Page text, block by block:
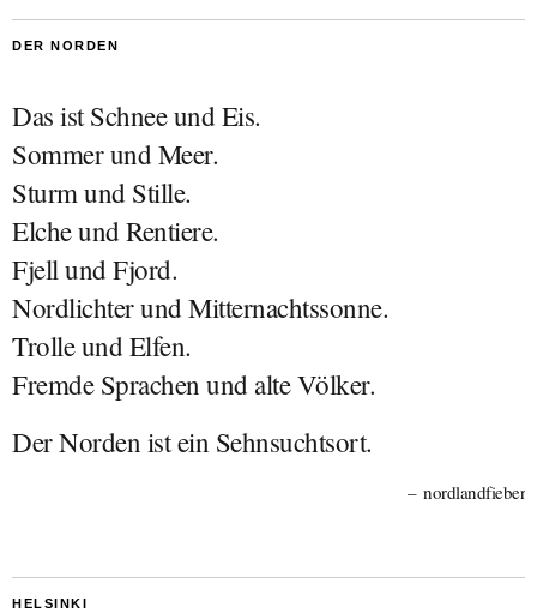
DER NORDEN
Das ist Schnee und Eis.
Sommer und Meer.
Sturm und Stille.
Elche und Rentiere.
Fjell und Fjord.
Nordlichter und Mitternachtssonne.
Trolle und Elfen.
Fremde Sprachen und alte Völker.
Der Norden ist ein Sehnsuchtsort.
nordlandfieber
HELSINKI